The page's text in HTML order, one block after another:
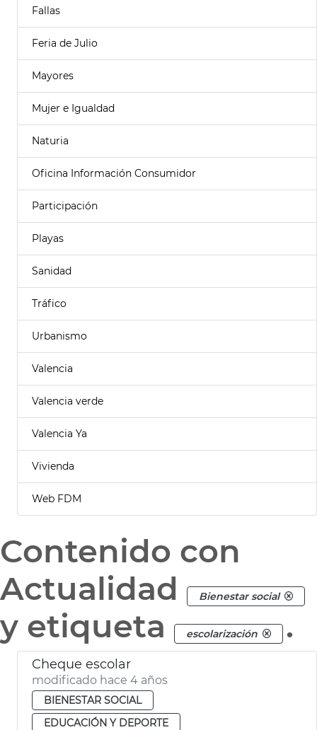
Fallas
Feria de Julio
Mayores
Mujer e Igualdad
Naturia
Oficina Información Consumidor
Participación
Playas
Sanidad
Tráfico
Urbanismo
Valencia
Valencia verde
Valencia Ya
Vivienda
Web FDM
Contenido con
Actualidad
Bienestar social
y etiqueta escolarización .
Cheque escolar
modificado hace 4 años
BIENESTAR SOCIAL
EDUCACIÓN Y DEPORTE